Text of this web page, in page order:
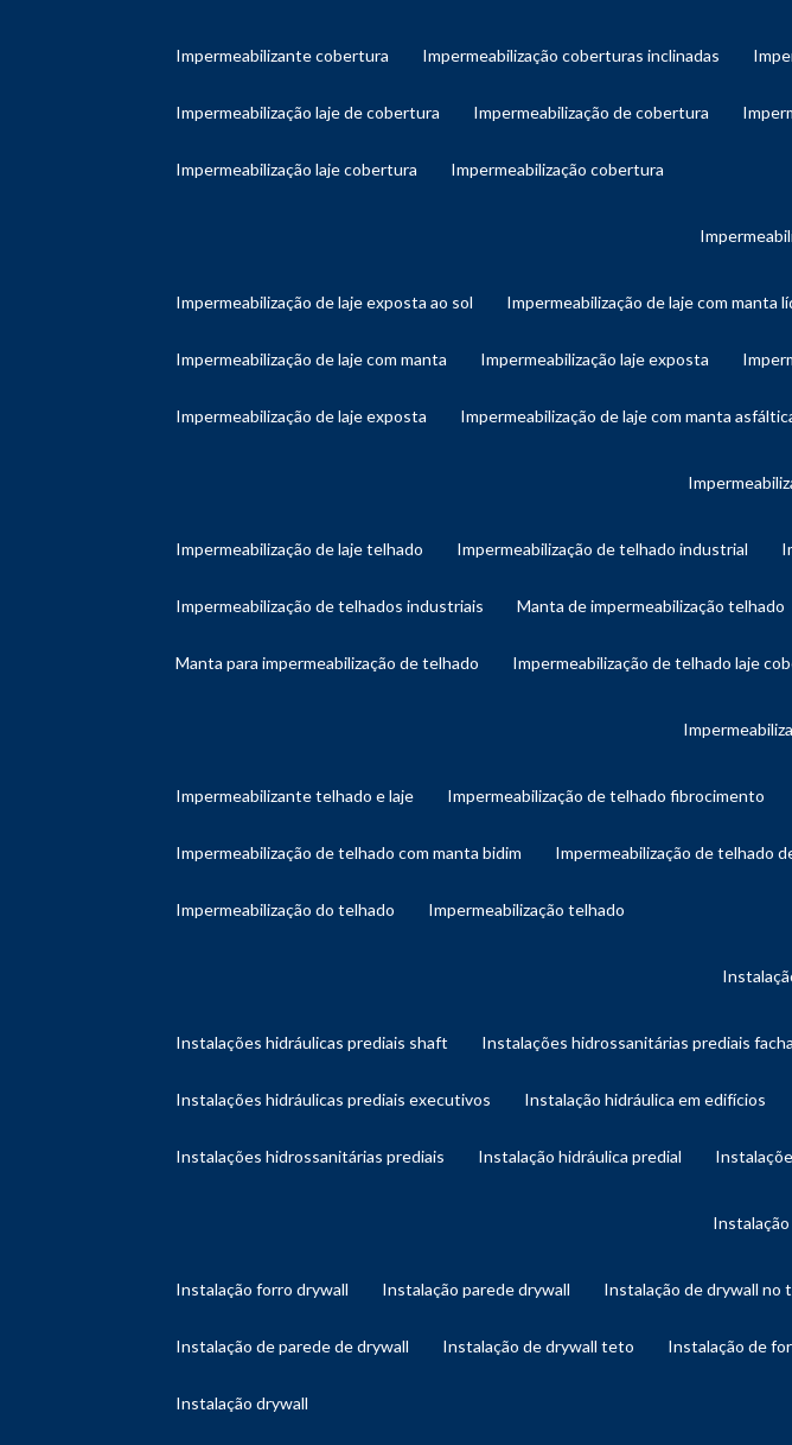
impermeabilizante cobertura impermeabilização coberturas inclinadas
impermeabilização laje de cobertura impermeabilização de cobertura
impermeabilização laje cobertura impermeabilização cobertura
impermeabilização de laje exposta ao sol impermeabilização de laje com manta
impermeabilização de laje com manta impermeabilização laje exposta
impermeabilização de laje exposta impermeabilização de laje com manta
impermeabilização de laje telhado impermeabilização de telhado industrial
impermeabilização de telhados industriais manta de impermeabilização telhado
manta para impermeabilização de telhado impermeabilização de telhado laje
impermeabilizante telhado e laje impermeabilização de telhado fibrocimento
impermeabilização de telhado com manta bidim impermeabilização de telhado
impermeabilização do telhado impermeabilização telhado
instalações hidráulicas prediais shaft instalações hidrossanitárias prediais
instalações hidráulicas prediais executivos instalação hidráulica em edifícios
instalações hidrossanitárias prediais instalação hidráulica predial
instalação forro drywall instalação parede drywall instalação de drywall no
instalação de parede de drywall instalação de drywall teto instalação de
instalação drywall